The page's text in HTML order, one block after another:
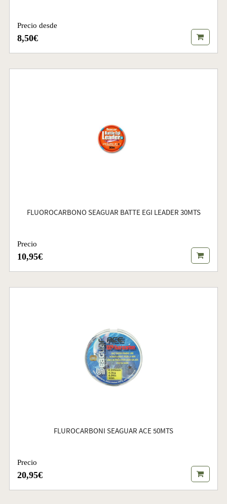
Precio desde
8,50€
FLUOROCARBONO SEAGUAR BATTE EGI LEADER 30MTS
Precio
10,95€
FLUROCARBONI SEAGUAR ACE 50MTS
Precio
20,95€